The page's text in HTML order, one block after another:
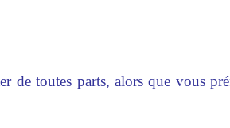
de toutes parts, alors que vous